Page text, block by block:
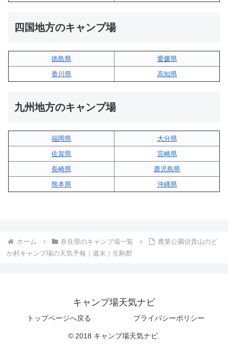
四国地方のキャンプ場
徳島県
愛媛県
香川県
高知県
九州地方のキャンプ場
福岡県
大分県
佐賀県
宮崎県
長崎県
鹿児島県
熊本県
沖縄県
ホーム 奈良県のキャンプ場一覧
農業公園信貴山のど
か村キャンプ場の天気予報｜週末｜生駒郡
キャンプ場天気ナビ
トップページへ戻る プライバシーポリシー
© 2018 キャンプ場天気ナビ.